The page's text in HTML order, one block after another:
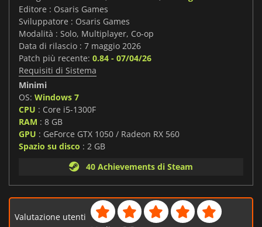
Editore : Osaris Games
Sviluppatore : Osaris Games
Modalità : Solo, Multiplayer, Co-op
Data di rilascio : 7 maggio 2026
Patch più recente: 0.84 - 07/04/26
Requisiti di Sistema
Minimi
OS: Windows 7
CPU : Core i5-1300F
RAM : 8 GB
GPU : GeForce GTX 1050 / Radeon RX 560
Spazio su disco : 2 GB
40 Achievements di Steam
Valutazione utenti